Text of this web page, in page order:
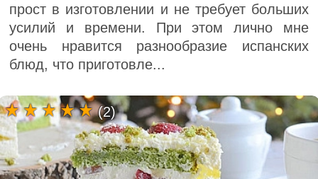
прост в изготовлении и не требует больших
усилий и времени. При этом лично мне
очень нравится разнообразие испанских
блюд, что приготовле...
(2)